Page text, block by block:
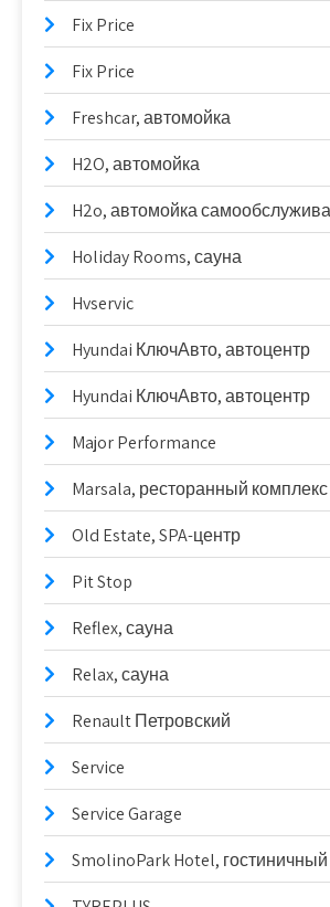
Fix Price
Fix Price
Freshcar, автомойка
H2O, автомойка
H2o, автомойка
Holiday Rooms, сауна
Hvservic
Hyundai КлючАвто, автоцентр
Hyundai КлючАвто, автоцентр
Major Performance
Marsala, ресторанный комплекс
Old Estate, SPA-центр
Pit Stop
Reflex, сауна
Relax, сауна
Renault Петровский
Service
Service Garage
SmolinoPark Hotel,